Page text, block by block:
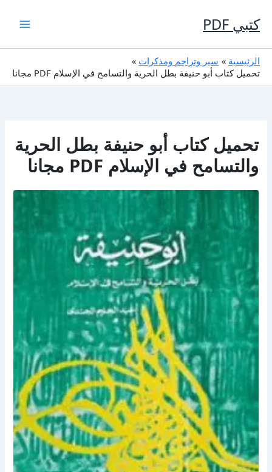
إلى
المحتوى
كتبي PDF
الرئيسية
سير وتراجم ومذكرات
تحميل كتاب أبو حنيفة بطل الحرية والتسامح في الإسلام PDF مجانا
تحميل كتاب أبو حنيفة بطل الحرية
والتسامح في الإسلام PDF مجانا